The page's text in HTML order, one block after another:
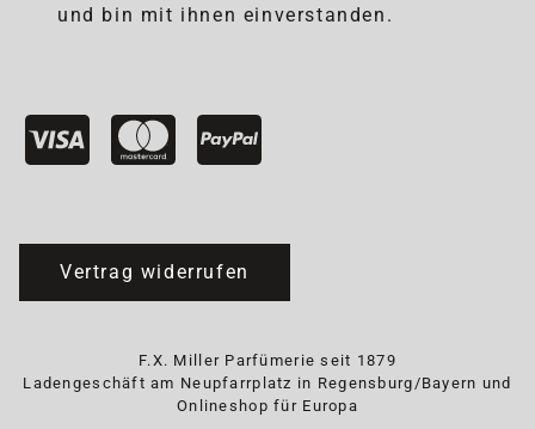
und bin mit ihnen einverstanden.
Vertrag widerrufen
F.X. Miller Parfümerie seit 1879
Ladengeschäft am Neupfarrplatz in Regensburg/Bayern und
Onlineshop für Europa